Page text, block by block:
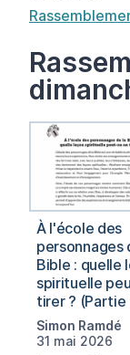
À l'école des
personnages
Bible : quelle
spirituelle
tirer ? (Partie
Simon Ramdé
31 mai 2026